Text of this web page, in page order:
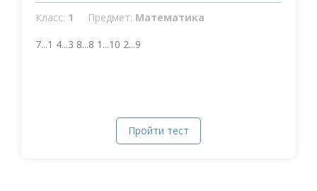
Класс: 1 Предмет: Математика
7...1 4...3 8...8 1...10 2...9
Пройти тест